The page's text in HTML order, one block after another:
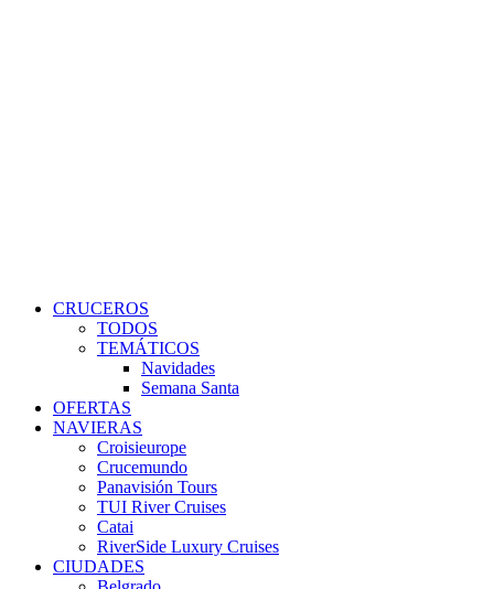
CRUCEROS
TODOS
TEMÁTICOS
Navidades
Semana Santa
OFERTAS
NAVIERAS
Croisieurope
Crucemundo
Panavisión Tours
TUI River Cruises
Catai
RiverSide Luxury Cruises
CIUDADES